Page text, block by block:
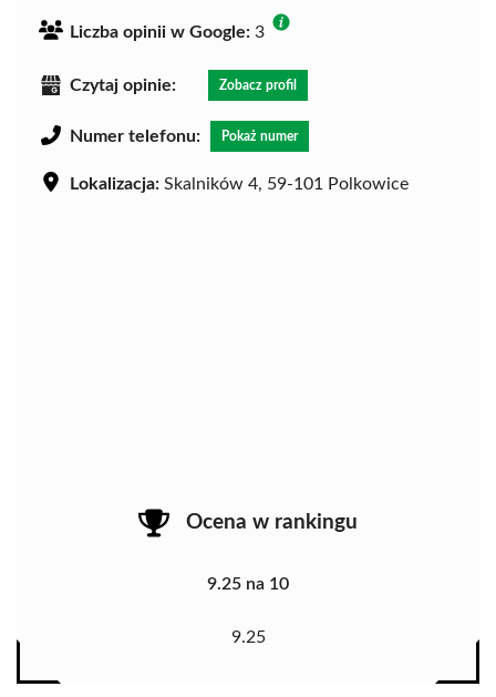
Liczba opinii w Google: 3
Czytaj opinie: Zobacz profil
Numer telefonu: Pokaż numer
Lokalizacja: Skalników 4, 59-101 Polkowice
Ocena w rankingu
9.25 na 10
9.25